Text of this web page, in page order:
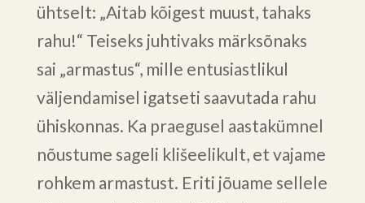
ühtselt: „Aitab kõigest muust, tahaks
rahu!“ Teiseks juhtivaks märksõnaks
sai „armastus“, mille entusiastlikul
väljendamisel igatseti saavutada rahu
ühiskonnas. Ka praegusel aastakümnel
nõustume sageli klišeelikult, et vajame
rohkem armastust. Eriti jõuame sellele